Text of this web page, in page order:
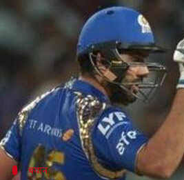
Neeraj Pandey Mar 26, 2020
क्या है खबर?
कोरोना वायरस के कारण
इसे बोर्ड ऑफ क्रिकेट कंट्रोल
लीग का आयोजन इस साल होगा
बयान